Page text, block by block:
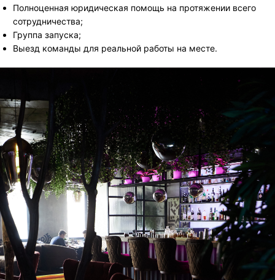
Полноценная юридическая помощь на протяжении всего
сотрудничества;
Группа запуска;
Выезд команды для реальной работы на месте.